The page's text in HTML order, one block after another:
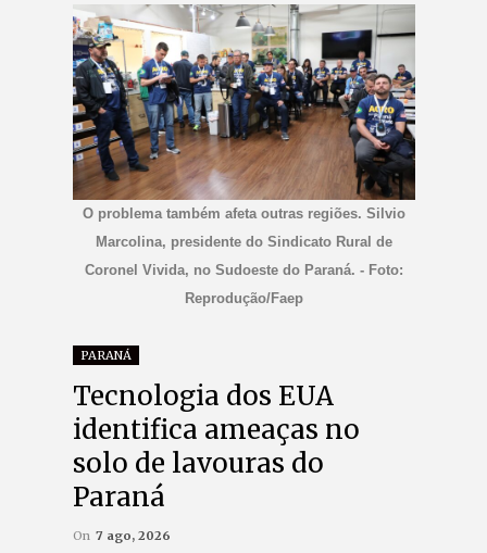
O problema também afeta outras regiões. Silvio
Marcolina, presidente do Sindicato Rural de
Coronel Vivida, no Sudoeste do Paraná. - Foto:
Reprodução/Faep
PARANÁ
Tecnologia dos EUA
identifica ameaças no
solo de lavouras do
Paraná
On 7 ago, 2026